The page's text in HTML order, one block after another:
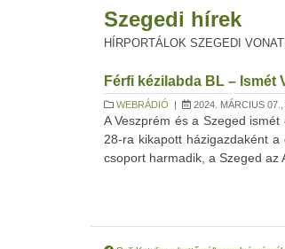
Szegedi hírek
HÍRPORTÁLOK SZEGEDI
Férfi kézilabda BL –
WEBRÁDIÓ | 2024. MÁRCIUS
A Veszprém és a Szeged
28-ra kikapott házigazdaként
csoport harmadik, a Szeged az